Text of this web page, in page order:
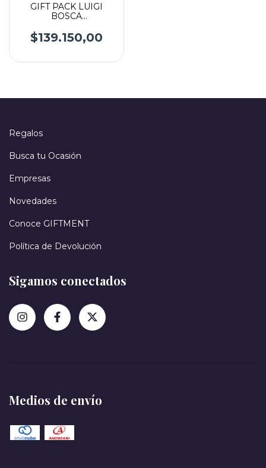
GIFT PACK LUIGI
BOSCA
$139.150,00
Regalos
Busca tu Ocasión
Empresas
Novedades
Conoce GIFTMENT
Política de Devolución
Sigamos conectados
Medios de envío